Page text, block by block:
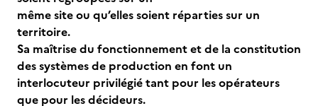
même site ou qu’elles soient réparties sur un
territoire.
Sa maîtrise du fonctionnement et de la constitution
des systèmes de production en font un
interlocuteur privilégié tant pour les opérateurs
que pour les décideurs.